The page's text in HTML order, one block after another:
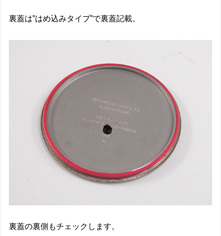
裏蓋は”はめ込みタイプ”で裏蓋記載。
裏蓋の裏側もチェックします。